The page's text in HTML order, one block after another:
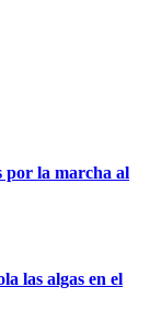
por la marcha al
las algas en el